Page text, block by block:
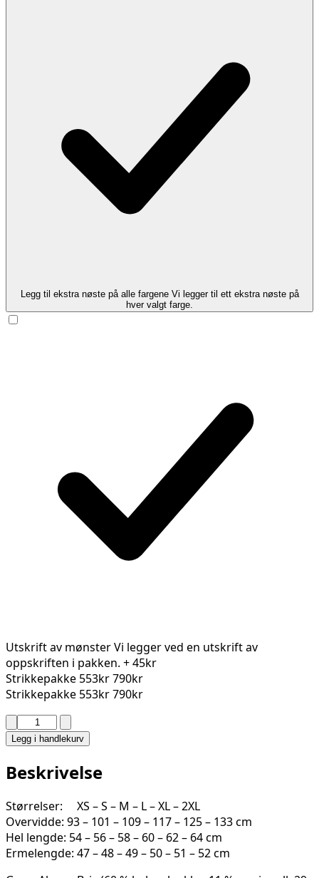
Legg til ekstra nøste på alle fargene Vi legger til ett ekstra nøste på
hver valgt farge.
Utskrift av mønsterVi legger ved en utskrift av
oppskriften i pakken. + 45kr
Strikkepakke 553kr790kr
Strikkepakke 553kr790kr
NINIAN
GENSER
2526-
3
antall
Legg i handlekurv
Beskrivelse
Størrelser: XS – S – M – L – XL – 2XL
Overvidde: 93 – 101 – 109 – 117 – 125 – 133 cm
Hel lengde: 54 – 56 – 58 – 60 – 62 – 64 cm
Ermelengde: 47 – 48 – 49 – 50 – 51 – 52 cm